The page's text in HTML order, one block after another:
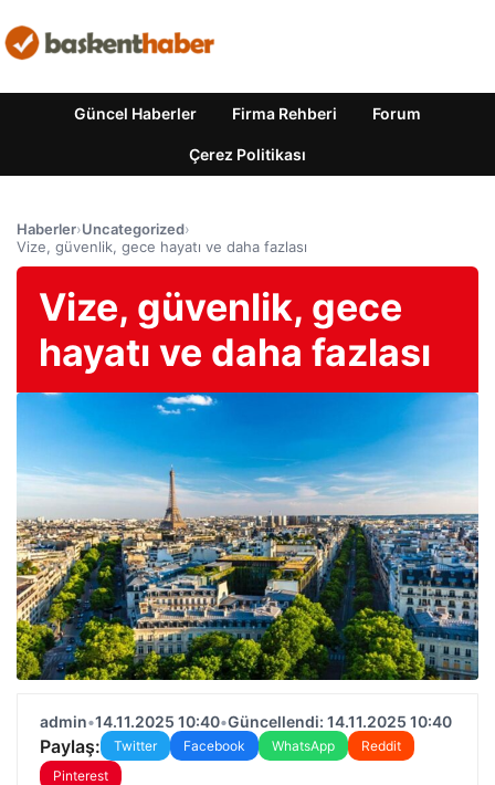
Güncel Haberler Firma Rehberi Forum
Çerez Politikası
Haberler›Uncategorized›
Vize, güvenlik, gece hayatı ve daha fazlası
Vize, güvenlik, gece
hayatı ve daha fazlası
admin•14.11.2025 10:40•Güncellendi: 14.11.2025 10:40
Paylaş: Twitter Facebook WhatsApp
Reddit
Pinterest